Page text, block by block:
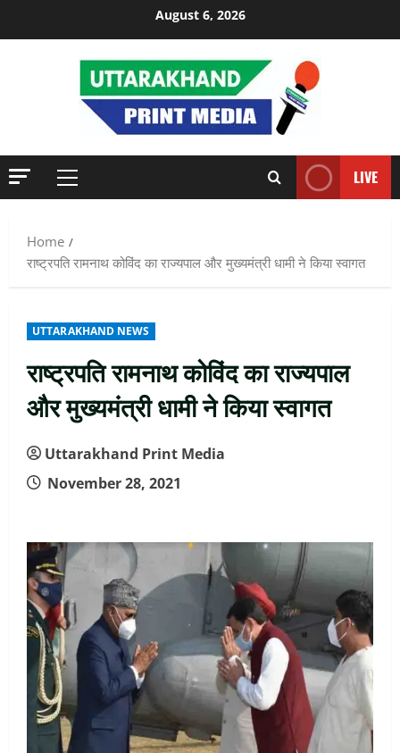
August 6, 2026
Primary
LIVE
Home
राष्ट्रपति रामनाथ कोविंद का राज्यपाल और मुख्यमंत्री धामी ने किया स्वागत
UTTARAKHAND NEWS
राष्ट्रपति रामनाथ कोविंद का राज्यपाल
और मुख्यमंत्री धामी ने किया स्वागत
Uttarakhand Print Media
November 28, 2021